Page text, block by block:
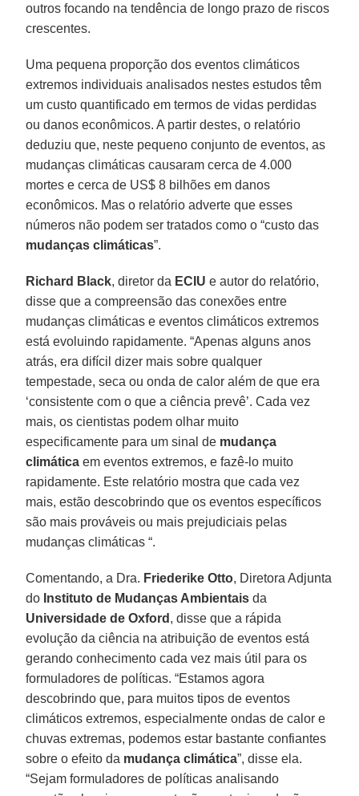
outros focando na tendência de longo prazo de riscos
crescentes.
Uma pequena proporção dos eventos climáticos
extremos individuais analisados nestes estudos têm
um custo quantificado em termos de vidas perdidas
ou danos econômicos. A partir destes, o relatório
deduziu que, neste pequeno conjunto de eventos, as
mudanças climáticas causaram cerca de 4.000
mortes e cerca de US$ 8 bilhões em danos
econômicos. Mas o relatório adverte que esses
números não podem ser tratados como o “custo das
mudanças climáticas”.
Richard Black, diretor da ECIU e autor do relatório,
disse que a compreensão das conexões entre
mudanças climáticas e eventos climáticos extremos
está evoluindo rapidamente. “Apenas alguns anos
atrás, era difícil dizer mais sobre qualquer
tempestade, seca ou onda de calor além de que era
‘consistente com o que a ciência prevê’. Cada vez
mais, os cientistas podem olhar muito
especificamente para um sinal de mudança
climática em eventos extremos, e fazê-lo muito
rapidamente. Este relatório mostra que cada vez
mais, estão descobrindo que os eventos específicos
são mais prováveis ou mais prejudiciais pelas
mudanças climáticas “.
Comentando, a Dra. Friederike Otto, Diretora Adjunta
do Instituto de Mudanças Ambientais da
Universidade de Oxford , disse que a rápida
evolução da ciência na atribuição de eventos está
gerando conhecimento cada vez mais útil para os
formuladores de políticas. “Estamos agora
descobrindo que, para muitos tipos de eventos
climáticos extremos, especialmente ondas de calor e
chuvas extremas, podemos estar bastante confiantes
sobre o efeito da mudança climática”, disse ela.
“Sejam formuladores de políticas analisando